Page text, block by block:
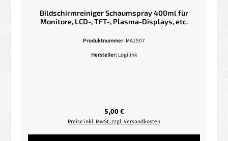
Bildschirmreiniger Schaumspray 400ml für
Monitore, LCD-, TFT-, Plasma-Displays, etc.
Produktnummer: MA1507
Hersteller: Logilink
Regulärer Preis:
5,00 €
Preise inkl. MwSt. zzgl. Versandkosten